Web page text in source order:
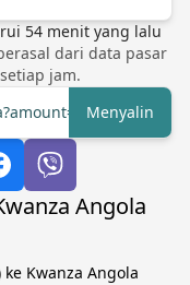
54 menit yang lalu
dari data pasar
jam.
Menyalin
Angola
Kwanza Angola